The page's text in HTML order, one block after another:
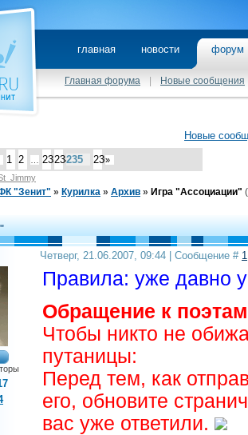
главная новости
Главная форума Новые сообщения
Новые
1 2 233234235 236
»
"Зенит" » Курилка » Архив » Игра "Ассоциации"
Четверг, 21.06.2007, 09:44 | Сообщение # 1
Правила: уже давно
Обращение к
Чтобы никто не
путаницы:
Перед тем, как
его, обновите
вас уже ответили.